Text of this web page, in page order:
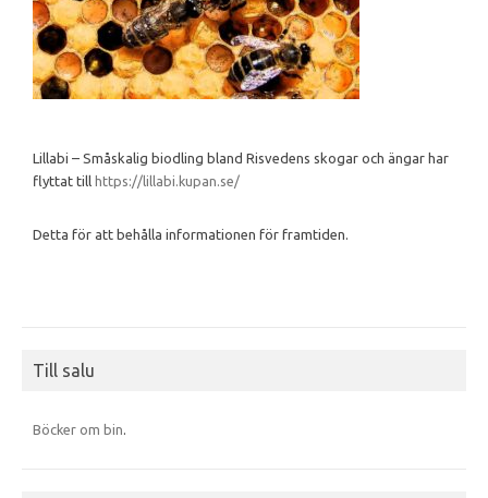
Lillabi – Småskalig biodling bland Risvedens skogar och ängar har
flyttat till https://lillabi.kupan.se/
Detta för att behålla informationen för framtiden.
Till salu
Böcker om bin.